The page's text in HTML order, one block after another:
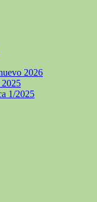
2026
1/2025